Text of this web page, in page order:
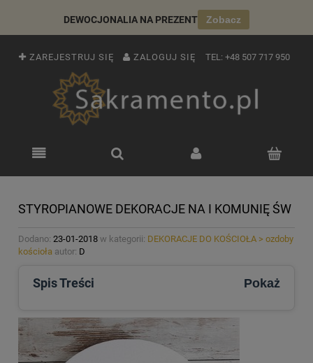
DEWOCJONALIA NA PREZENT Zobacz
ZAREJESTRUJ SIĘ ZALOGUJ SIĘ TEL: +48 507 717 950
STYROPIANOWE DEKORACJE NA I KOMUNIĘ ŚW
Dodano: 23-01-2018 w kategorii: DEKORACJE DO KOŚCIOŁA > ozdoby
kościoła autor: D
Spis Treści Pokaż